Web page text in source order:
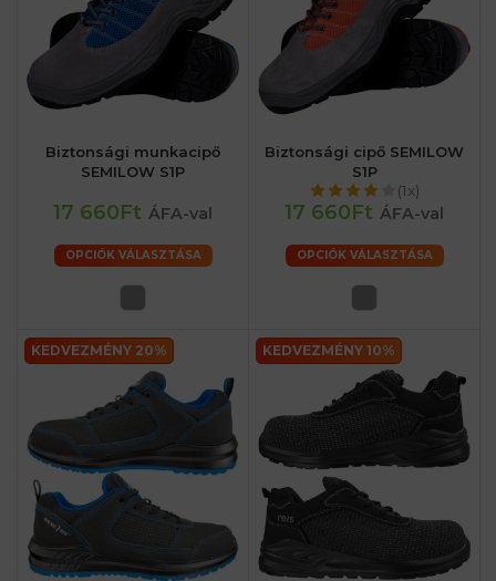
Biztonsági munkacipő
SEMILOW S1P
17 660Ft ÁFA-val
OPCIÓK VÁLASZTÁSA
Biztonsági cipő SEMILOW
S1P
(1x)
17 660Ft ÁFA-val
OPCIÓK VÁLASZTÁSA
KEDVEZMÉNY 20% KEDVEZMÉNY 10%